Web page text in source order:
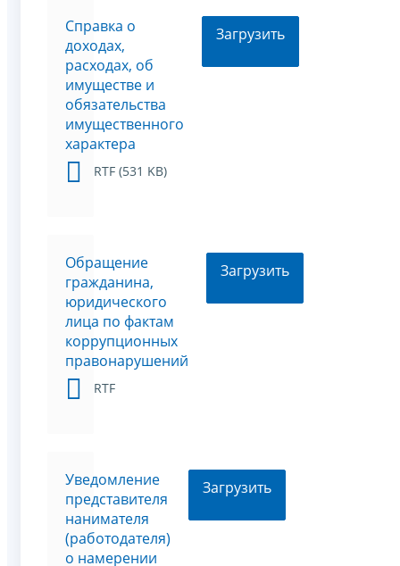
Справка о
доходах,
расходах, об
имуществе и
обязательства
имущественного
характера
RTF (531 KB)
Загрузить
Обращение
гражданина,
юридического
лица по фактам
коррупционных
правонарушений
RTF
Загрузить
Уведомление
представителя
нанимателя
(работодателя)
о намерении
Загрузить